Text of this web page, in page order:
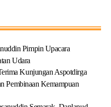
Pimpin Upacara
Udara
Kunjungan Aspotdirga
Pembinaan Kemampuan